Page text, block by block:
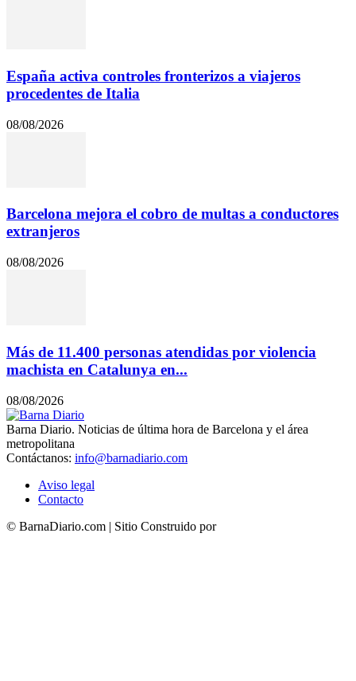
España activa controles fronterizos a viajeros
procedentes de Italia
08/08/2026
Barcelona mejora el cobro de multas a conductores
extranjeros
08/08/2026
Más de 11.400 personas atendidas por violencia
machista en Catalunya en...
08/08/2026
Barna Diario. Noticias de última hora de Barcelona y el área
metropolitana
Contáctanos: info@barnadiario.com
Aviso legal
Contacto
© BarnaDiario.com | Sitio Construido por